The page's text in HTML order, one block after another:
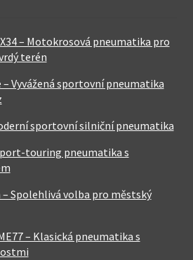
– Motokrosová pneumatika pro
terén
Vyvážená sportovní pneumatika
sportovní silniční pneumatika
touring pneumatika s
Spolehlivá volba pro městský
– Klasická pneumatika s